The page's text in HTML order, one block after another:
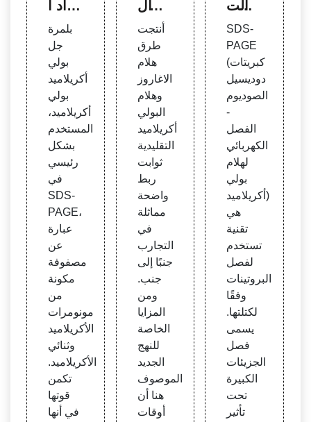
مواد ا
لهلامي
ة الاغا
روزي
ة! - B
itesiz
e Bio
بلمرة
جل
بولي
أكريلاميد
بولي
أكريلاميد،
المستخدم
بشكل
رئيسي
في
SDS-
PAGE،
عبارة
عن
مصفوفة
مكونة
من
مونومرات
الأكريلاميد
وثنائي
الأكريلاميد.
تكمن
قوتها
في أنها
ول ال
سريع
للتنقل
الكهر
بي له
لام الا
غاروز
لتحدي
د كمي
ة البر
وتين:
تفاعلا
ت الح
مض ا
لنووي
الريب
ي (R
NA)
أنتجت
طرق
هلام
الاغاروز
وهلام
البولي
أكريلاميد
التقليدية
ثوابت
ربط
واضحة
مماثلة
في
التجارب
جنبًا إلى
جنب.
ومن
المزايا
الخاصة
للنهج
الجديد
الموصوف
هنا أن
أوقات
ت الت
رحيل
الكهر
بي له
لام الب
ولي أ
كريلام
يد (S
DS-P
AGE)
| Ho
wBio
tech
SDS-
PAGE
(كبريتات
دوديسيل
الصوديوم
-
الفصل
الكهربائي
لهلام
بولي
أكريلاميد)
هي
تقنية
تستخدم
لفصل
البروتينات
وفقًا
لكتلتها.
يسمى
فصل
الجزيئات
الكبيرة
تحت
تأثير